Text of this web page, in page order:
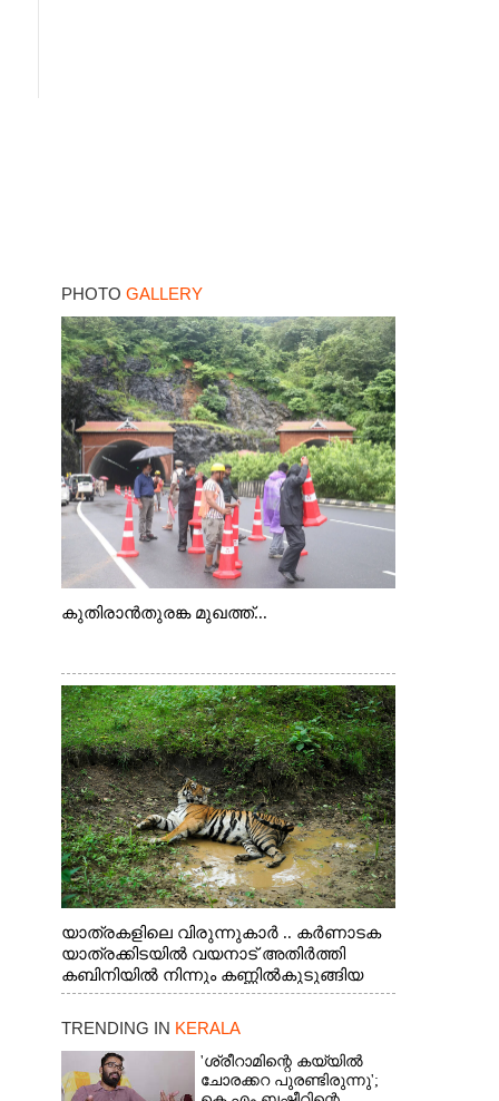
PHOTO GALLERY
കുതിരാൻതുരങ്ക മുഖത്ത്...
യാത്രകളിലെ വിരുന്നുകാർ .. കർണാടക
യാത്രക്കിടയിൽ വയനാട് അതിർത്തി
കബിനിയിൽ നിന്നും കണ്ണിൽകുടുങ്ങിയ
കടുവ.
TRENDING IN KERALA
'ശ്രീറാമിന്റെ കയ്യിൽ
ചോരക്കറ പുരണ്ടിരുന്നു';